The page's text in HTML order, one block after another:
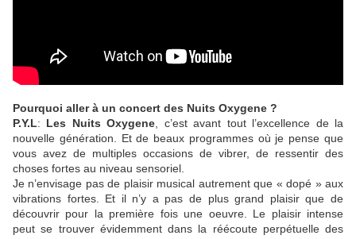
Pourquoi aller à un concert des Nuits Oxygene ?
P.Y.L: Les Nuits Oxygene , c’est avant tout l’excellence de la
nouvelle génération. Et de beaux programmes où je pense que
vous avez de multiples occasions de vibrer, de ressentir des
choses fortes au niveau sensoriel.
Je n’envisage pas de plaisir musical autrement que « dopé » aux
vibrations fortes. Et il n’y a pas de plus grand plaisir que de
découvrir pour la première fois une oeuvre. Le plaisir intense
peut se trouver évidemment dans la réécoute perpétuelle des